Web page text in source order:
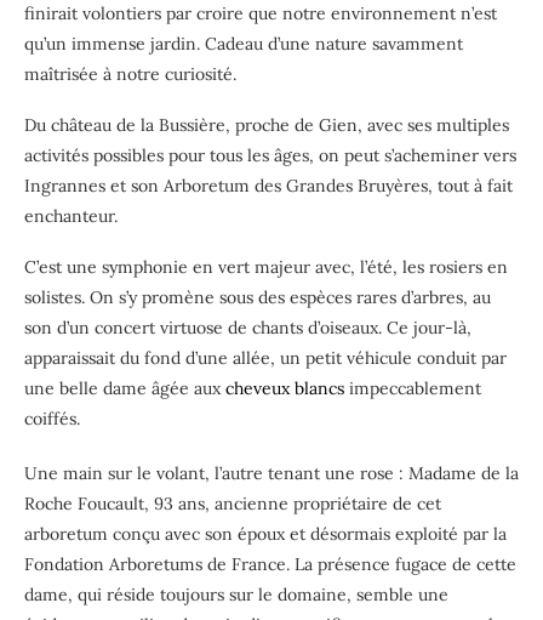
finirait volontiers par croire que notre environnement n’est
qu’un immense jardin. Cadeau d’une nature savamment
maîtrisée à notre curiosité.
Du château de la Bussière, proche de Gien, avec ses multiples
activités possibles pour tous les âges, on peut s’acheminer vers
Ingrannes et son Arboretum des Grandes Bruyères, tout à fait
enchanteur.
C’est une symphonie en vert majeur avec, l’été, les rosiers en
solistes. On s’y promène sous des espèces rares d’arbres, au
son d’un concert virtuose de chants d’oiseaux. Ce jour-là,
apparaissait du fond d’une allée, un petit véhicule conduit par
une belle dame âgée auxcheveux blancs impeccablement
coiffés.
Une main sur le volant, l’autre tenant une rose : Madame de la
Roche Foucault, 93 ans, ancienne propriétaire de cet
arboretum conçu avec son époux et désormais exploité par la
Fondation Arboretums de France. La présence fugace de cette
dame, qui réside toujours sur le domaine, semble une